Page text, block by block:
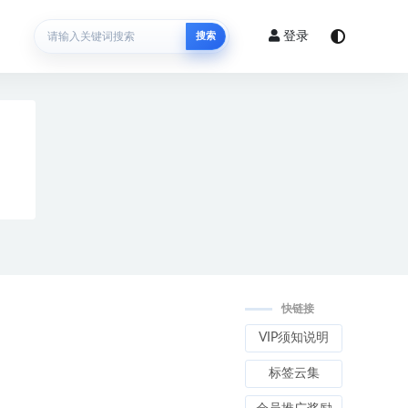
搜索 登录
快链接
VIP须知说明
标签云集